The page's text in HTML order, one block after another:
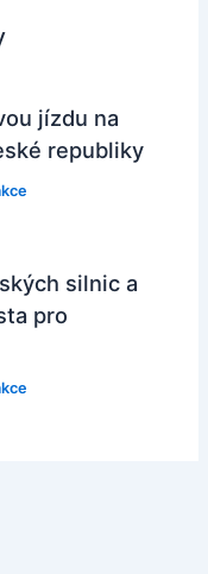
jízdu na
republiky
silnic a
pro